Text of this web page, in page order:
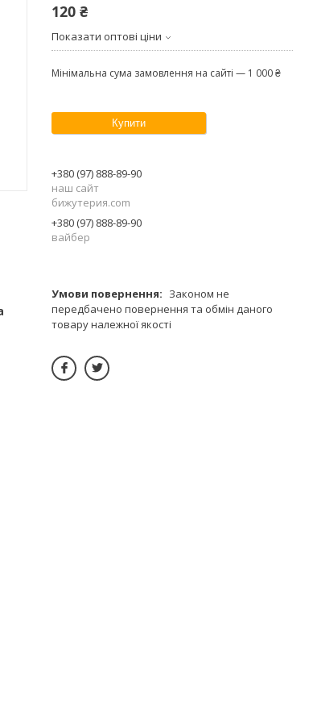
120 ₴
Показати оптові ціни
Мінімальна сума замовлення на сайті — 1 000 ₴
Купити
+380 (97) 888-89-90
наш сайт
бижутерия.com
+380 (97) 888-89-90
вайбер
Законом не
передбачено повернення та обмін даного
товару належної якості